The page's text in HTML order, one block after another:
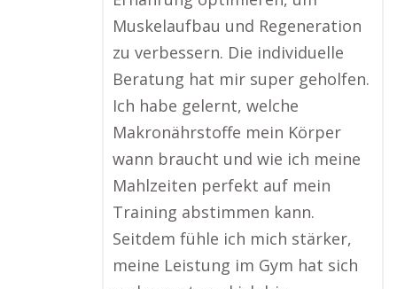
Muskelaufbau und Regeneration
zu verbessern. Die individuelle
Beratung hat mir super geholfen.
Ich habe gelernt, welche
Makronährstoffe mein Körper
wann braucht und wie ich meine
Mahlzeiten perfekt auf mein
Training abstimmen kann.
Seitdem fühle ich mich stärker,
meine Leistung im Gym hat sich